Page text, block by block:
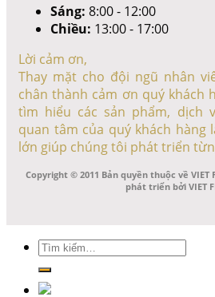
Sáng: 8:00 - 12:00
Chiều: 13:00 - 17:00
Lời cảm ơn,
Thay mặt cho đội ngũ nhân
chân thành cảm ơn quý khách
tìm hiểu các sản phẩm, dịch
quan tâm của quý khách hàng
lớn giúp chúng tôi phát triển
Copyright © 2011 Bản quyền thuộc về VIET
phát triển bởi VIET
Tìm
kiếm: